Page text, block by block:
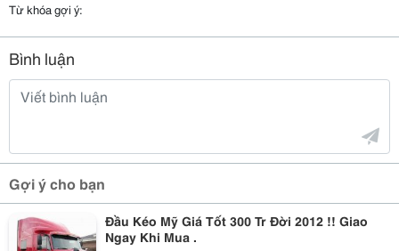
Từ khóa gợi ý:
Bình luận
Gợi ý cho bạn
Đầu Kéo Mỹ Giá Tốt 300 Tr Đời 2012 !! Giao
Ngay Khi Mua .